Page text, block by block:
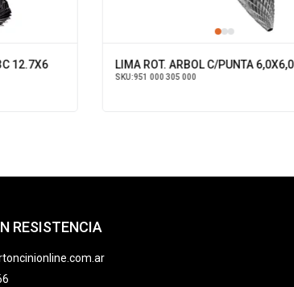
12.7X6
LIMA ROT. ARBOL C/PUNTA 6,0X6,0
SKU:951 000 305 000
RESISTENCIA